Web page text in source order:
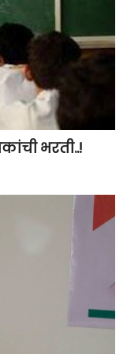
भरती..!